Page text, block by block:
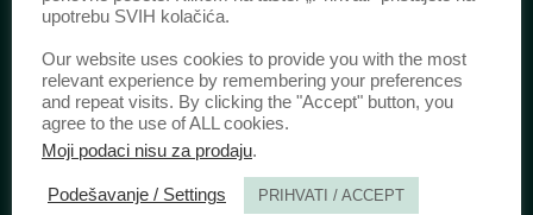
ISSN:0003-2565(Štampano izdanje)
eISSN:
2406-2693 (Onlajn izdanje)
DOI:10.51204/Anali_PFBU_1906
IZDAVAČ /
Pravni fakultet Univerziteta u Beogradu
upotrebu SVIH kolačića.
Our website uses cookies to provide you with the most
relevant experience by remembering your preferences
and repeat visits. By clicking the "Accept" button, you
agree to the use of ALL cookies.
Moji podaci nisu za prodaju.
Podešavanje / Settings PRIHVATI / ACCEPT